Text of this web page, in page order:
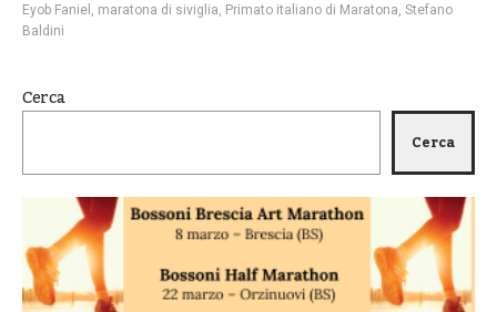
Eyob Faniel
maratona di siviglia Primato italiano di Maratona Stefano
Baldini
Cerca
Cerca